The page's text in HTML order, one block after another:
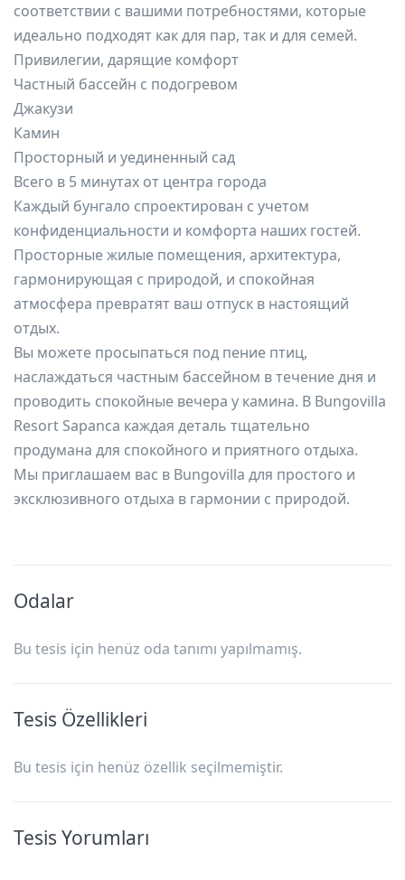
соответствии с вашими потребностями, которые
идеально подходят как для пар, так и для семей.
Привилегии, дарящие комфорт
Частный бассейн с подогревом
Джакузи
Камин
Просторный и уединенный сад
Всего в 5 минутах от центра города
Каждый бунгало спроектирован с учетом
конфиденциальности и комфорта наших гостей.
Просторные жилые помещения, архитектура,
гармонирующая с природой, и спокойная
атмосфера превратят ваш отпуск в настоящий
отдых.
Вы можете просыпаться под пение птиц,
наслаждаться частным бассейном в течение дня и
проводить спокойные вечера у камина. В Bungovilla
Resort Sapanca каждая деталь тщательно
продумана для спокойного и приятного отдыха.
Мы приглашаем вас в Bungovilla для простого и
эксклюзивного отдыха в гармонии с природой.
Odalar
Bu tesis için henüz oda tanımı yapılmamış.
Tesis Özellikleri
Bu tesis için henüz özellik seçilmemiştir.
Tesis Yorumları